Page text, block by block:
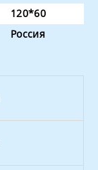
120*60
Россия